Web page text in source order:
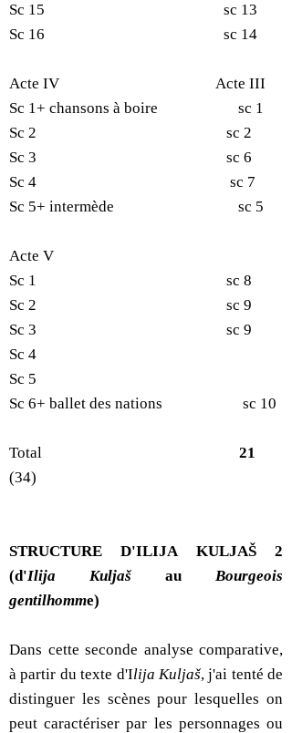
Sc 15 sc 13
Sc 16 sc 14
Acte IV Acte III
Sc 1+ chansons à boire sc 1
Sc 2 sc 2
Sc 3 sc 6
Sc 4 sc 7
Sc 5+ intermède sc 5
Acte V
Sc 1 sc 8
Sc 2 sc 9
Sc 3 sc 9
Sc 4
Sc 5
Sc 6+ ballet des nations sc 10
Total
21
(34)
STRUCTURE D'ILIJA KULJAŠ 2
(d'Ilija Kuljaš au Bourgeois
gentilhomme)
Dans cette seconde analyse comparative,
à partir du texte d'Ilija Kuljaš, j'ai tenté de
distinguer les scènes pour lesquelles on
peut caractériser par les personnages ou